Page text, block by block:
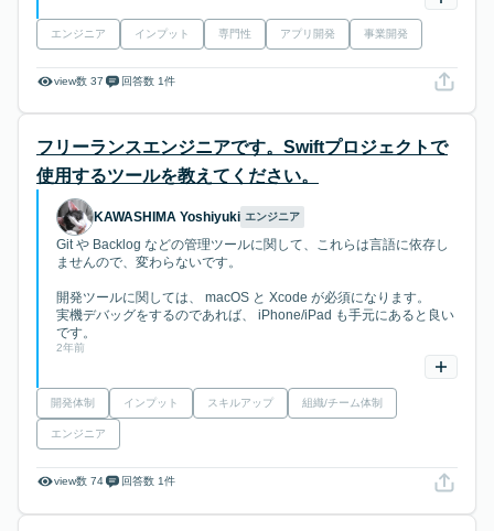
エンジニア インプット 専門性 アプリ開発 事業開発
view数 37 回答数 1件
フリーランスエンジニアです。Swiftプロジェクトで
使用するツールを教えてください。
KAWASHIMA Yoshiyuki エンジニア
Git や Backlog などの管理ツールに関して、これらは言語に依存し
ませんので、変わらないです。
開発ツールに関しては、 macOS と Xcode が必須になります。
実機デバッグをするのであれば、 iPhone/iPad も手元にあると良い
です。
2年前
開発体制 インプット スキルアップ 組織/チーム体制
エンジニア
view数 74 回答数 1件